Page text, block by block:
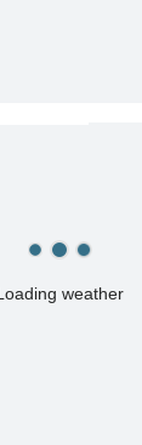
weather